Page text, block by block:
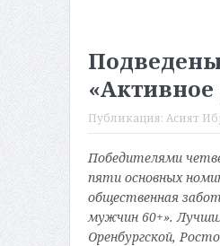
«Активное
Публикация: Асият
Победителями
пяти основных
общественная
мужчин 60+».
Оренбургской,